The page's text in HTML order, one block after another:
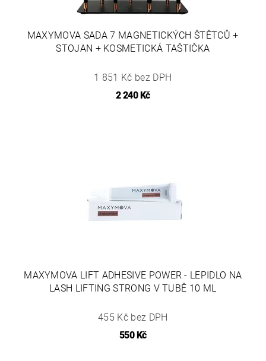
MAXYMOVA SADA 7 MAGNETICKÝCH ŠTĚTCŮ +
STOJAN + KOSMETICKÁ TAŠTIČKA
1 851 Kč bez DPH
2 240 Kč
MAXYMOVA LIFT ADHESIVE POWER - LEPIDLO NA
LASH LIFTING STRONG V TUBĚ 10 ML
455 Kč bez DPH
550 Kč